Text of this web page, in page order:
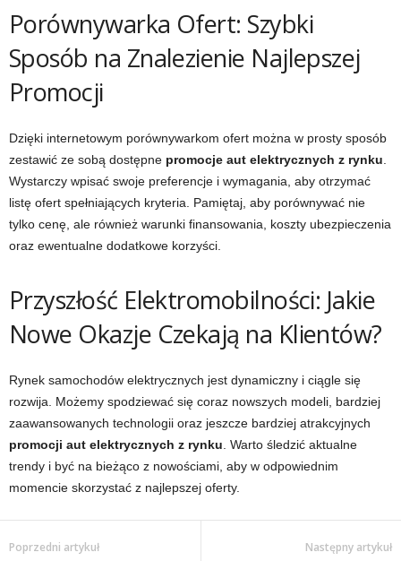
Porównywarka Ofert: Szybki
Sposób na Znalezienie Najlepszej
Promocji
Dzięki internetowym porównywarkom ofert można w prosty sposób
zestawić ze sobą dostępne promocje aut elektrycznych z rynku
Wystarczy wpisać swoje preferencje i wymagania, aby otrzymać
listę ofert spełniających kryteria. Pamiętaj, aby porównywać nie
tylko cenę, ale również warunki finansowania, koszty ubezpieczenia
oraz ewentualne dodatkowe korzyści.
Przyszłość Elektromobilności: Jakie
Nowe Okazje Czekają na Klientów?
Rynek samochodów elektrycznych jest dynamiczny i ciągle się
rozwija. Możemy spodziewać się coraz nowszych modeli, bardziej
zaawansowanych technologii oraz jeszcze bardziej atrakcyjnych
promocji aut elektrycznych z rynku . Warto śledzić aktualne
trendy i być na bieżąco z nowościami, aby w odpowiednim
momencie skorzystać z najlepszej oferty.
Poprzedni artykuł Następny artykuł